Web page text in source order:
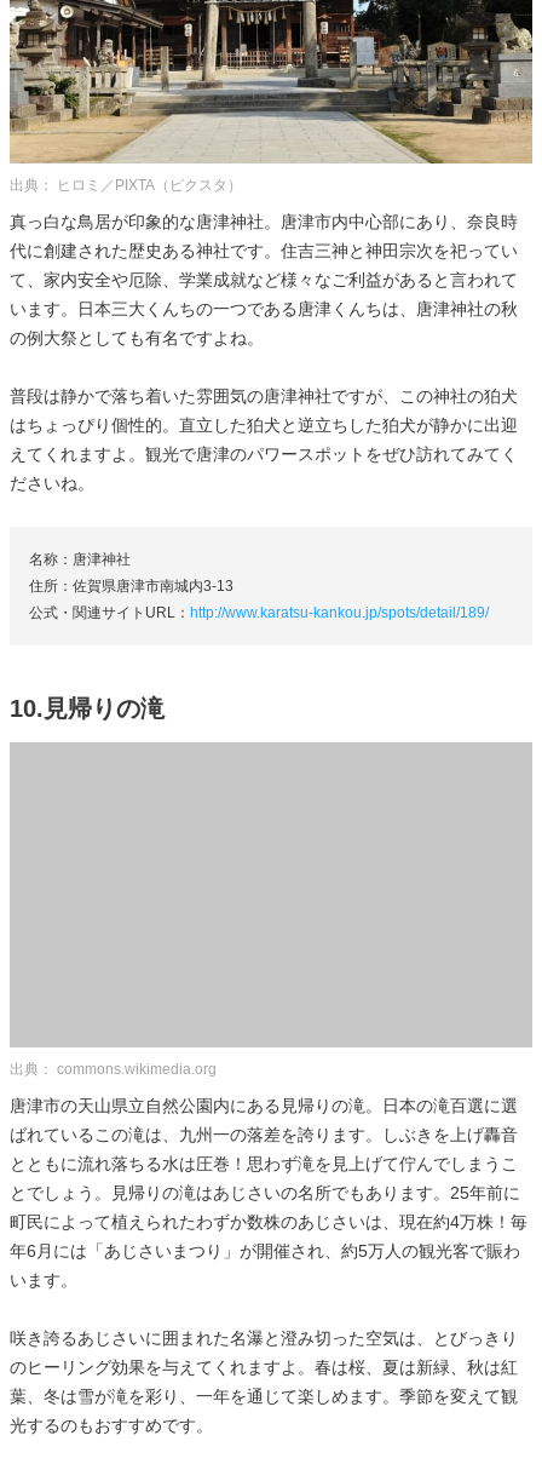
出典： ヒロミ／PIXTA（ピクスタ）
真っ白な鳥居が印象的な唐津神社。唐津市内中心部にあり、奈良時
代に創建された歴史ある神社です。住吉三神と神田宗次を祀ってい
て、家内安全や厄除、学業成就など様々なご利益があると言われて
います。日本三大くんちの一つである唐津くんちは、唐津神社の秋
の例大祭としても有名ですよね。
普段は静かで落ち着いた雰囲気の唐津神社ですが、この神社の狛犬
はちょっぴり個性的。直立した狛犬と逆立ちした狛犬が静かに出迎
えてくれますよ。観光で唐津のパワースポットをぜひ訪れてみてく
ださいね。
名称：唐津神社
住所：佐賀県唐津市南城内3-13
公式・関連サイトURL： http://www.karatsu-kankou.jp/spots/detail/189/
10.見帰りの滝
出典： commons.wikimedia.org
唐津市の天山県立自然公園内にある見帰りの滝。日本の滝百選に選
ばれているこの滝は、九州一の落差を誇ります。しぶきを上げ轟音
とともに流れ落ちる水は圧巻！思わず滝を見上げて佇んでしまうこ
とでしょう。見帰りの滝はあじさいの名所でもあります。25年前に
町民によって植えられたわずか数株のあじさいは、現在約4万株！毎
年6月には「あじさいまつり」が開催され、約5万人の観光客で賑わ
います。
咲き誇るあじさいに囲まれた名瀑と澄み切った空気は、とびっきり
のヒーリング効果を与えてくれますよ。春は桜、夏は新緑、秋は紅
葉、冬は雪が滝を彩り、一年を通じて楽しめます。季節を変えて観
光するのもおすすめです。